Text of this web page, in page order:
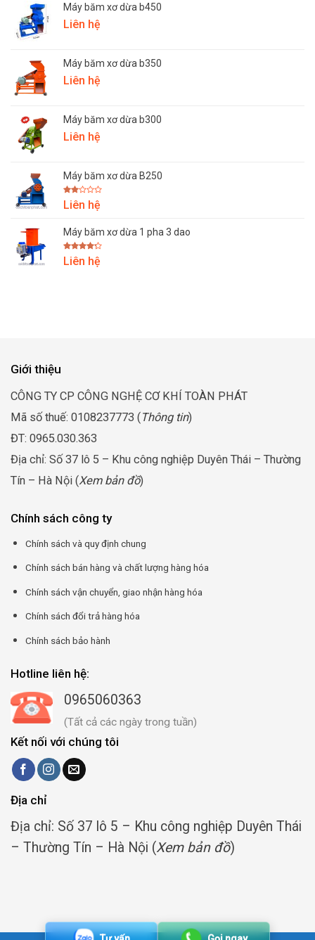
Máy băm xơ dừa b450
Liên hệ
Máy băm xơ dừa b350
Liên hệ
Máy băm xơ dừa b300
Liên hệ
Máy băm xơ dừa B250
Được
xếp
5
Liên hệ
Máy băm xơ dừa 1 pha 3 dao
Được
xếp hạng
Liên hệ
Giới thiệu
CÔNG TY CP CÔNG NGHỆ CƠ KHÍ TOÀN PHÁT
Mã số thuế: 0108237773 (Thông tin)
ĐT: 0965.030.363
Địa chỉ: Số 37 lô 5 – Khu công nghiệp Duyên Thái – Thường
Tín – Hà Nội (Xem bản đồ)
Chính sách công ty
Chính sách và quy định chung
Chính sách bán hàng và chất lượng hàng hóa
Chính sách vận chuyển, giao nhận hàng hóa
Chính sách đổi trả hàng hóa
Chính sách bảo hành
Hotline liên hệ:
0965060363
(Tất cả các ngày trong tuần)
Kết nối với chúng tôi
Địa chỉ
Địa chỉ: Số 37 lô 5 – Khu công nghiệp Duyên Thái
– Thường Tín – Hà Nội (Xem bản đồ)